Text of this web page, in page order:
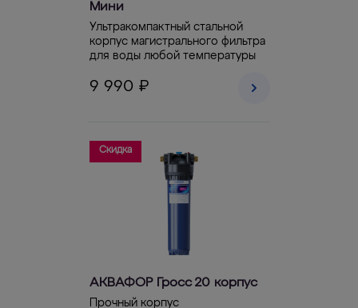
Мини
Ультракомпактный стальной
корпус магистрального фильтра
для воды любой температуры
9 990 ₽
Скидка
АКВАФОР Гросс 20 корпус
Прочный корпус